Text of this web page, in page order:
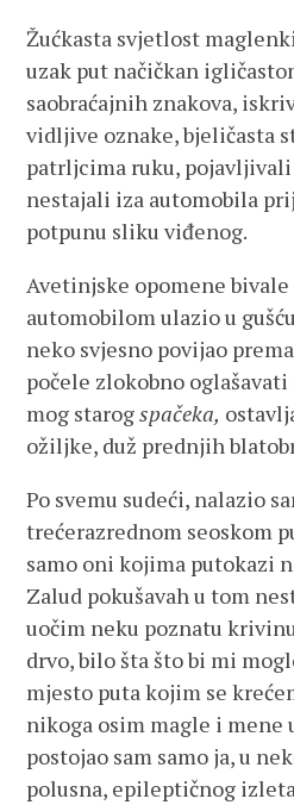
Žućkasta svjetlost
uzak put načičkan
saobraćajnih znakova,
vidljive oznake, bjeličasta
patrljcima ruku, pojavljivali
nestajali iza automobila
potpunu sliku viđenog.
Avetinjske opomene bivale
automobilom ulazio u
neko svjesno povijao
počele zlokobno
mog starogspačeka,
ožiljke, duž prednjih
Po svemu sudeći, nalazio
trećerazrednom seoskom
samo oni kojima putokazi
Zalud pokušavah u tom
uočim neku poznatu
drvo, bilo šta što bi mi
mjesto puta kojim se
nikoga osim magle i mene
postojao sam samo ja, u
polusna, epileptičnog